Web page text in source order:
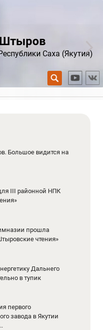
Штыров
Саха (Якутия)
Большое видится на
III районной НПК
прошла
чтения»
Дальнего
в тупик
первого
завода в Якутии